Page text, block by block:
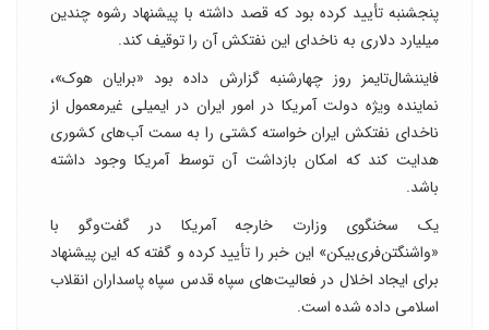
پنجشنبه تأیید کرده بود که قصد داشته با پیشنهاد رشوه چندین
میلیارد دلاری به ناخدای این نفتکش آن را توقیف کند.
فایننشال‌تایمز روز چهارشنبه گزارش داده بود «برایان هوک»،
نماینده ویژه دولت آمریکا در امور ایران در ایمیلی غیرمعمول از
ناخدای نفتکش ایران خواسته کشتی را به سمت آب‌های کشوری
هدایت کند که امکان بازداشت آن توسط آمریکا وجود داشته
باشد.
یک سخنگوی وزارت خارجه آمریکا در گفت‌وگو با
«واشنگتن‌فری‌بیکن» این خبر را تأیید کرده و گفته که این پیشنهاد
برای ایجاد اخلال در فعالیت‌های سپاه قدس سپاه پاسداران انقلاب
اسلامی داده شده است.